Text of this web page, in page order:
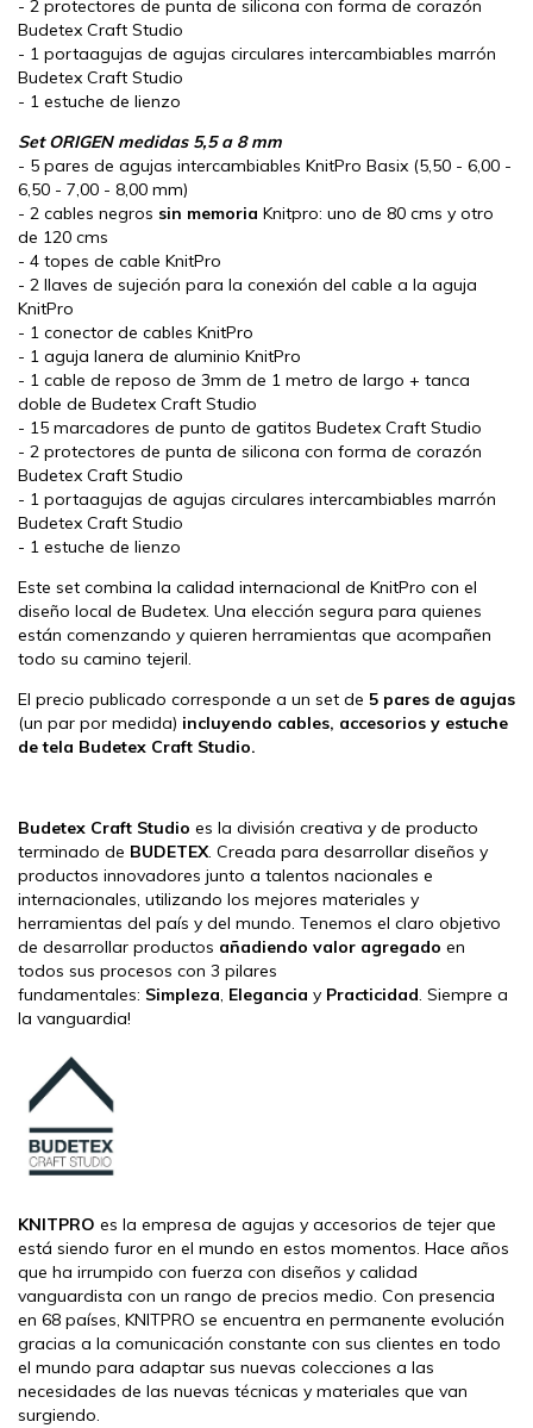
- 2 protectores de punta de silicona con forma de corazón
Budetex Craft Studio
- 1 portaagujas de agujas circulares intercambiables marrón
Budetex Craft Studio
- 1 estuche de lienzo
Set ORIGEN medidas 5,5 a 8 mm
- 5 pares de agujas intercambiables KnitPro Basix (5,50 - 6,00 -
6,50 - 7,00 - 8,00 mm)
- 2 cables negros sin memoria Knitpro: uno de 80 cms y otro
de 120 cms
- 4 topes de cable KnitPro
- 2 llaves de sujeción para la conexión del cable a la aguja
KnitPro
- 1 conector de cables KnitPro
- 1 aguja lanera de aluminio KnitPro
- 1 cable de reposo de 3mm de 1 metro de largo + tanca
doble de Budetex Craft Studio
- 15 marcadores de punto de gatitos Budetex Craft Studio
- 2 protectores de punta de silicona con forma de corazón
Budetex Craft Studio
- 1 portaagujas de agujas circulares intercambiables marrón
Budetex Craft Studio
- 1 estuche de lienzo
Este set combina la calidad internacional de KnitPro con el
diseño local de Budetex. Una elección segura para quienes
están comenzando y quieren herramientas que acompañen
todo su camino tejeril.
El precio publicado corresponde a un set de 5 pares de agujas
(un par por medida) incluyendo cables, accesorios y estuche
de tela Budetex Craft Studio.
Budetex Craft Studio es la división creativa y de producto
terminado de BUDETEX. Creada para desarrollar diseños y
productos innovadores junto a talentos nacionales e
internacionales, utilizando los mejores materiales y
herramientas del país y del mundo. Tenemos el claro objetivo
de desarrollar productos añadiendo valor agregado en
todos sus procesos con 3 pilares
fundamentales: Simpleza, Elegancia y Practicidad. Siempre a
la vanguardia!
KNITPRO es la empresa de agujas y accesorios de tejer que
está siendo furor en el mundo en estos momentos. Hace años
que ha irrumpido con fuerza con diseños y calidad
vanguardista con un rango de precios medio. Con presencia
en 68 países, KNITPRO se encuentra en permanente evolución
gracias a la comunicación constante con sus clientes en todo
el mundo para adaptar sus nuevas colecciones a las
necesidades de las nuevas técnicas y materiales que van
surgiendo.